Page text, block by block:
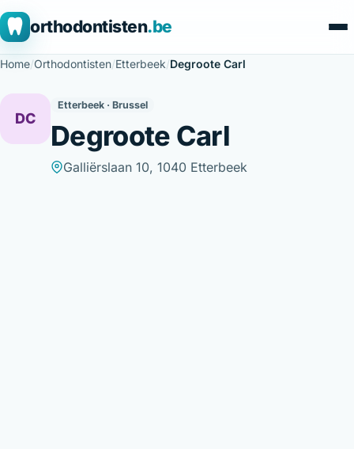
orthodontisten.be
Home/Orthodontisten/Etterbeek/Degroote Carl
DC
Etterbeek · Brussel
Degroote Carl
Galliërslaan 10, 1040 Etterbeek